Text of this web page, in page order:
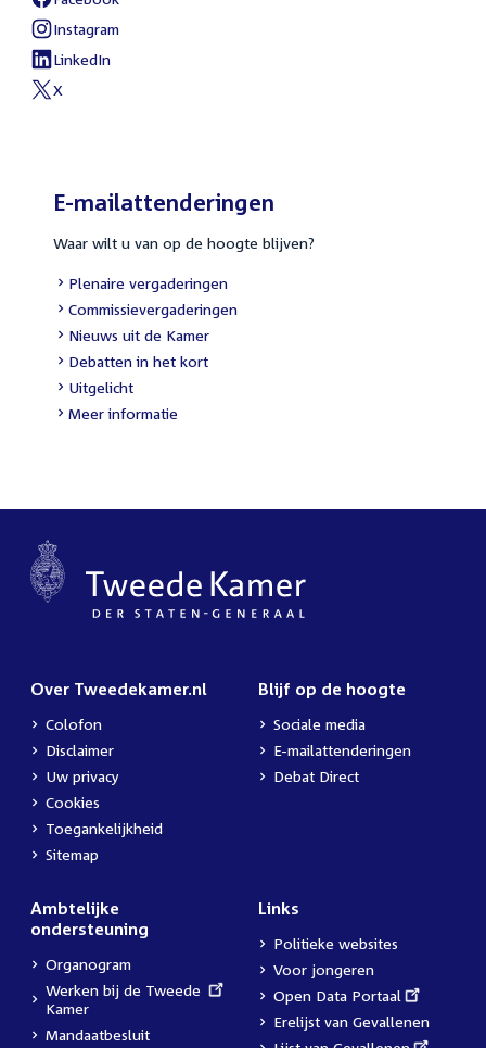
External
link:
External
link:
Instagram
External
link:
LinkedIn
External
X
E-mailattenderingen
Waar wilt u van op de hoogte blijven?
External
link:
Plenaire vergaderingen
External
link:
Commissievergaderingen
External
link:
Nieuws uit de Kamer
External
link:
Debatten in het kort
External
link:
Uitgelicht
Meer informatie
Over Tweedekamer.nl
Colofon
Disclaimer
Uw privacy
Cookies
Toegankelijkheid
Sitemap
Blijf op de hoogte
Sociale media
E-mailattenderingen
Debat Direct
Ambtelijke
ondersteuning
Organogram
External
link:
Werken bij de Tweede
Kamer
Mandaatbesluit
Links
Politieke websites
Voor jongeren
External
link:
Open Data Portaal
Erelijst van Gevallenen